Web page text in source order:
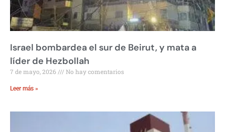
Israel bombardea el sur de Beirut, y mata a
líder de Hezbollah
7 de mayo, 2026 No hay comentarios
Leer más »